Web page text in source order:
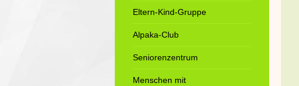
Eltern-Kind-Gruppe
Alpaka-Club
Seniorenzentrum
Menschen mit